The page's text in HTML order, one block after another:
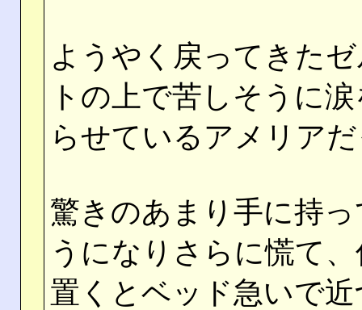
ようやく戻ってきた
トの上で苦しそうに
らせているアメリア
驚きのあまり手に持
うになりさらに慌て
置くとベッド急いで